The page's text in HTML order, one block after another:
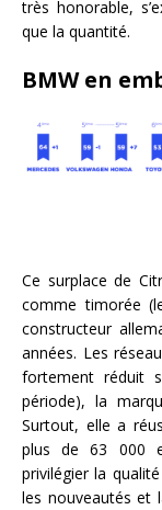
très honorable,
que la quantité.
BMW en
Ce surplace de
comme timorée
constructeur
années. Les
fortement réduit
période), la
Surtout, elle a
plus de 63 000
privilégier la
les nouveautés et